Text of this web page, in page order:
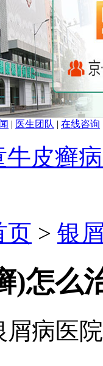
| 医生团队 | 在线咨询
牛皮癣
页 > 银
)怎么
病医